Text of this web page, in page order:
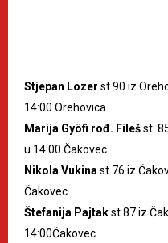
Stjepan Lozer st.90 iz
14:00 Orehovica
Marija Gyöfi rođ. Filešst.
u 14:00 Čakovec
Nikola Vukina st.76 iz
Čakovec
Štefanija Pajtakst.87 iz
14:00Čakovec